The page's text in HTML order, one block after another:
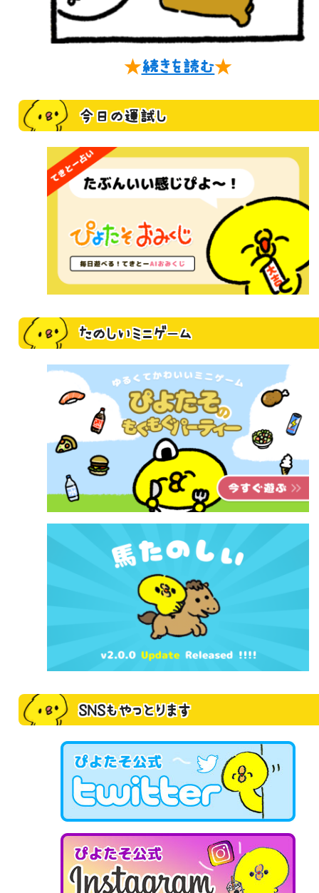
★続きを読む★
今日の運試し
たのしいミニゲーム
SNSもやっとります